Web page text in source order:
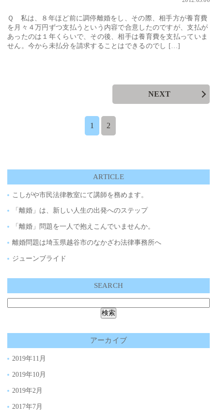
Ｑ 私は、８年ほど前に調停離婚をし、その際、相手方が養育費
を月々４万円ずつ支払うという内容で合意したのですが、支払が
あったのは１年くらいで、その後、相手は養育費を支払っていま
せん。今から未払分を請求することはできるのでし […]
1 2
NEXT
ARTICLE
こしがや市民法律教室にて講師を務めます。
「離婚」は、新しい人生の出発へのステップ
「離婚」問題を一人で抱えこんでいませんか。
離婚問題は埼玉県越谷市のなかざわ法律事務所へ
ジューンブライド
SEARCH
アーカイブ
2019年11月
2019年10月
2019年2月
2017年7月